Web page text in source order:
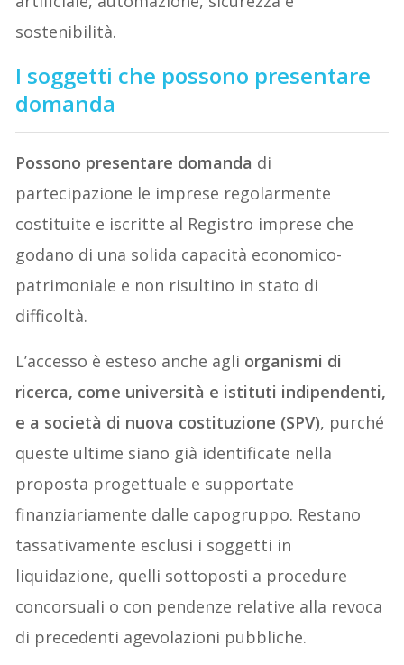
sostenibilità.
I soggetti che possono presentare
domanda
Possono presentare domanda di
partecipazione le imprese regolarmente
costituite e iscritte al Registro imprese che
godano di una solida capacità economico-
patrimoniale e non risultino in stato di
difficoltà.
L’accesso è esteso anche agli organismi di
ricerca, come università e istituti indipendenti,
e a società di nuova costituzione (SPV), purché
queste ultime siano già identificate nella
proposta progettuale e supportate
finanziariamente dalle capogruppo. Restano
tassativamente esclusi i soggetti in
liquidazione, quelli sottoposti a procedure
concorsuali o con pendenze relative alla revoca
di precedenti agevolazioni pubbliche.